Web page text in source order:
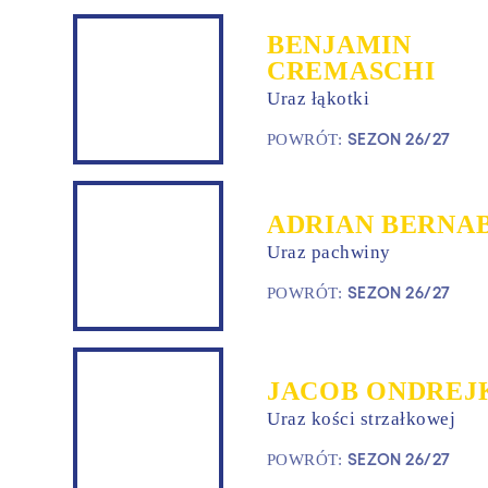
BENJAMIN
CREMASCHI
Uraz łąkotki
POWRÓT: SEZON 26/27
ADRIAN
Uraz pachwiny
POWRÓT: SEZON 26/27
JACOB
Uraz kości strzałkowej
POWRÓT: SEZON 26/27